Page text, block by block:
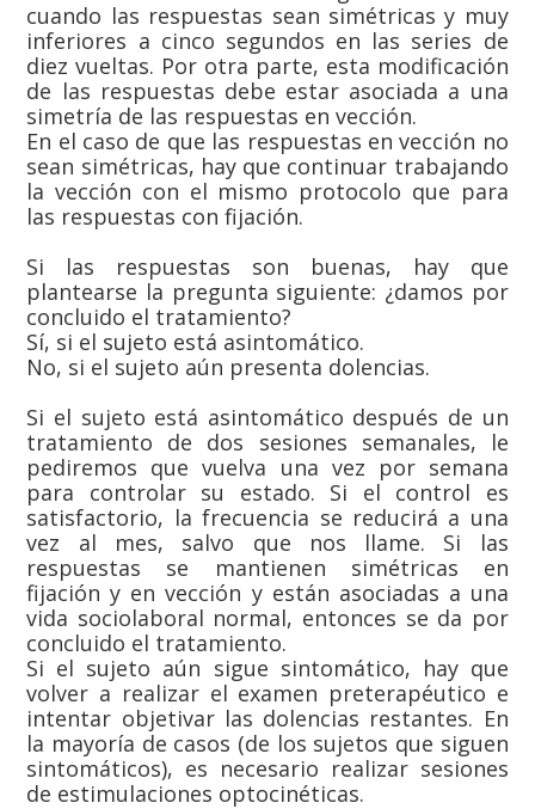
cuando las respuestas sean simétricas y muy
inferiores a cinco segundos en las series de
diez vueltas. Por otra parte, esta modificación
de las respuestas debe estar asociada a una
simetría de las respuestas en vección.
En el caso de que las respuestas en vección no
sean simétricas, hay que continuar trabajando
la vección con el mismo protocolo que para
las respuestas con fijación.
Si las respuestas son buenas, hay que
plantearse la pregunta siguiente: ¿damos por
concluido el tratamiento?
Sí, si el sujeto está asintomático.
No, si el sujeto aún presenta dolencias.
Si el sujeto está asintomático después de un
tratamiento de dos sesiones semanales, le
pediremos que vuelva una vez por semana
para controlar su estado. Si el control es
satisfactorio, la frecuencia se reducirá a una
vez al mes, salvo que nos llame. Si las
respuestas se mantienen simétricas en
fijación y en vección y están asociadas a una
vida sociolaboral normal, entonces se da por
concluido el tratamiento.
Si el sujeto aún sigue sintomático, hay que
volver a realizar el examen preterapéutico e
intentar objetivar las dolencias restantes. En
la mayoría de casos (de los sujetos que siguen
sintomáticos), es necesario realizar sesiones
de estimulaciones optocinéticas.